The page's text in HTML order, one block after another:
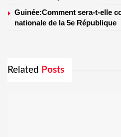
Guinée:Comment sera-t-elle
nationale de la 5e République
Related Posts